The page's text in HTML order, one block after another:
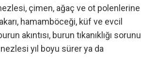
çimen, ağaç ve ot polenlerine
hamamböceği, küf ve evcil
akıntısı, burun tıkanıklığı sorunu
yıl boyu sürer ya da